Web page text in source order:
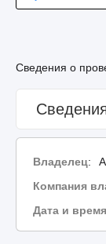
Сведения о
Владелец:
Компания
Дата и